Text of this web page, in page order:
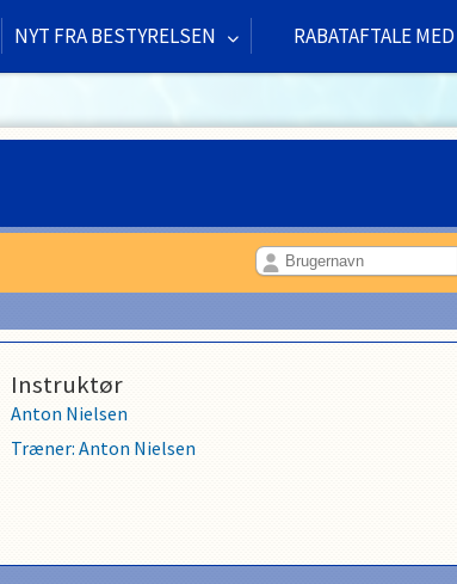
NYT FRA BESTYRELSEN RABATAFTALE
Instruktør
Anton Nielsen
Træner: Anton Nielsen